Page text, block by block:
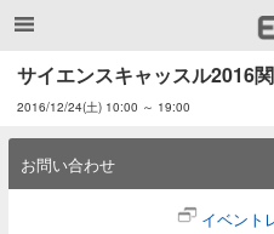
サイエンスキャッスル2016
2016/12/24(土) 10:00 ～ 19:00
お問い合わせ
イベント